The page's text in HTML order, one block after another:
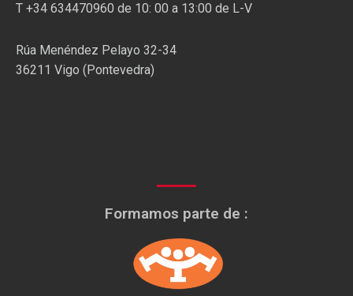
T +34 634470960 de 10: 00 a 13:00 de L-V
Rúa Menéndez Pelayo 32-34
36211 Vigo (Pontevedra)
Formamos parte de :